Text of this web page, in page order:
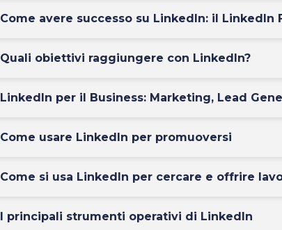
Come avere successo su LinkedIn: il LinkedIn
Quali obiettivi raggiungere con LinkedIn?
LinkedIn per il Business: Marketing, Lead
Come usare LinkedIn per promuoversi
Come si usa LinkedIn per cercare e offrire
I principali strumenti operativi di LinkedIn